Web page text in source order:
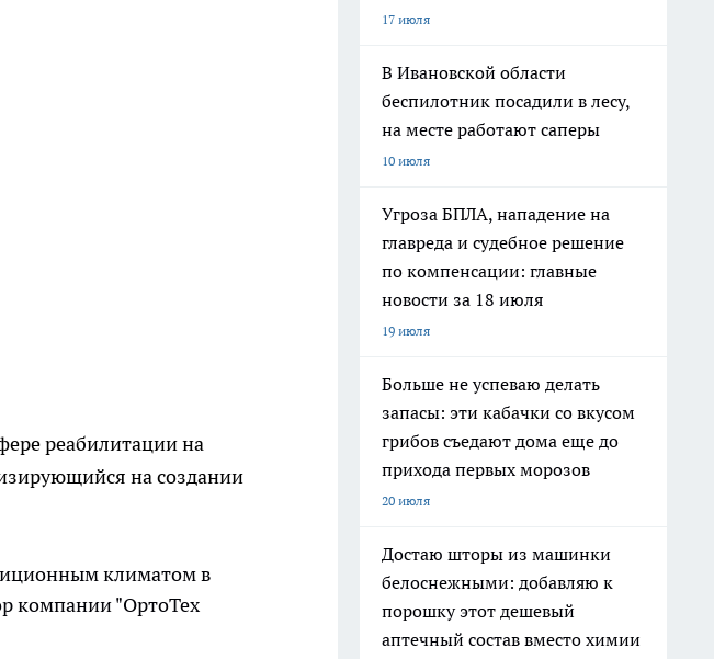
реабилитации на
на создании
климатом в
компании "ОртоТех
17 июля
В Ивановской области
беспилотник посадили в лесу,
на месте работают саперы
10 июля
Угроза БПЛА, нападение на
главреда и судебное решение
по компенсации: главные
новости за 18 июля
19 июля
Больше не успеваю делать
запасы: эти кабачки со вкусом
грибов съедают дома еще до
прихода первых морозов
20 июля
Достаю шторы из машинки
белоснежными: добавляю к
порошку этот дешевый
аптечный состав вместо химии